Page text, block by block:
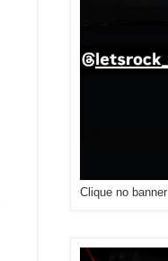
Clique no banner